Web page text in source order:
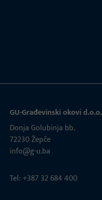
GU-Građevinski okovi d.o.o.
Donja Golubinja bb.
72230 Žepče
info@g-u.ba
Tel: +387 32 684 400